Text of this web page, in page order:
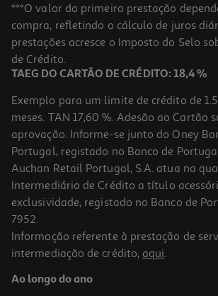
***O valor da primeira prestação
compra, refletindo o cálculo de juros
prestações acresce o Imposto do Selo
de Crédito.
TAEG DO CARTÃO DE CRÉDITO: 18,4 %
Exemplo para um limite de crédito de
meses. TAN 17,60 %. Adesão ao Cartão
aprovação. Informe-se junto do Oney
Portugal, registado no Banco de
Auchan Retail Portugal, S.A. atua na
Intermediário de Crédito a título
exclusividade, registado no Banco de
7952.
Informação referente à prestação de
intermediação de crédito, aqui.
Ao longo do ano